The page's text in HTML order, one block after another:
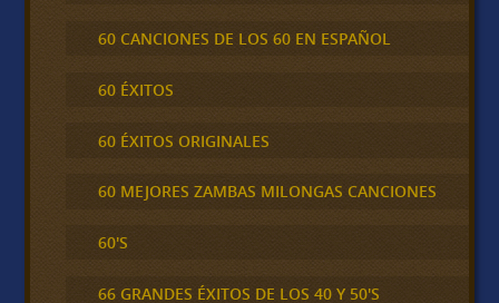
60 CANCIONES DE LOS 60 EN ESPAÑOL
60 ÉXITOS
60 ÉXITOS ORIGINALES
60 MEJORES ZAMBAS MILONGAS CANCIONES
60'S
66 GRANDES ÉXITOS DE LOS 40 Y 50'S